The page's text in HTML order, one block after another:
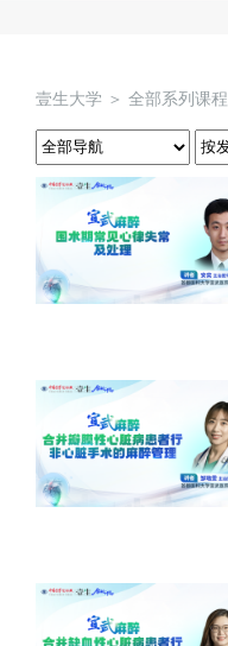
壹生大学 ＞ 全部系列课程